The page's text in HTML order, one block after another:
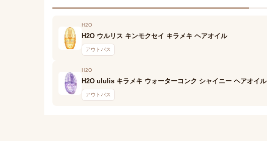
H2O
H2O ウルリス キンモクセイ キラメキ ヘアオイル
アウトバス
H2O
H2O ululis キラメキ ウォーターコンク シャイニー ヘアオイル
アウトバス